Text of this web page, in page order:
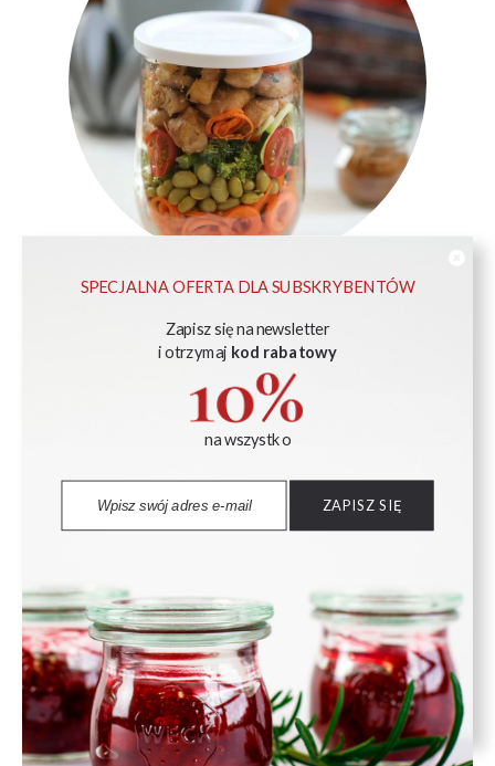
SPECJALNA OFERTA DLA SUBSKRYBENTÓW
Zapisz się na newsletter
i otrzymaj kod rabatowy
na wszystko
ZAPISZ SIĘ
warzywami z sosem orzechowym